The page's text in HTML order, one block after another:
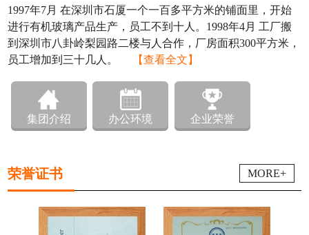
1997年7月 在深圳市石厦一个一百多平方米的铺面里，开始
进行有机玻璃产品生产，员工不到十人。1998年4月 工厂搬
到深圳市八卦岭梨园路二楼与人合作，厂房面积300平方米，
员工增加到三十几人。
【查看全文】
集团介绍 办公环境 企业荣誉
荣誉证书 MORE+